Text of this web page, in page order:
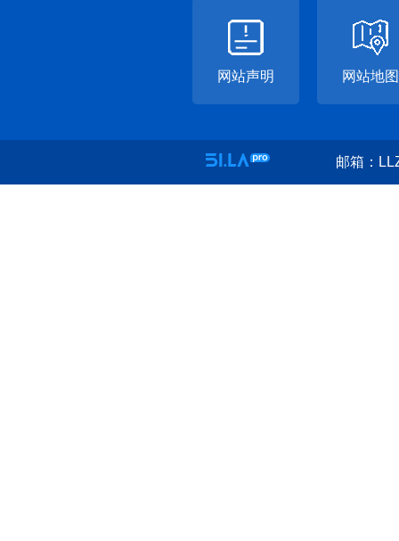
网站声明 网站地图
邮箱：